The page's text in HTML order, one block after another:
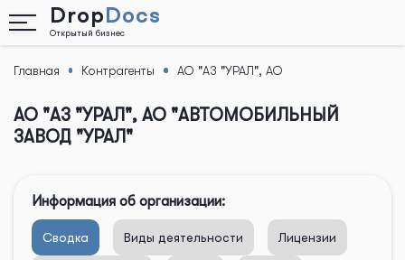
DropDocs
Открытый бизнес
Назад
Главная Контрагенты
АО "АЗ "УРАЛ", АО
АО "АЗ "УРАЛ", АО "АВТОМОБИЛЬНЫЙ
ЗАВОД "УРАЛ"
Информация об организации:
Сводка Виды деятельности Лицензии